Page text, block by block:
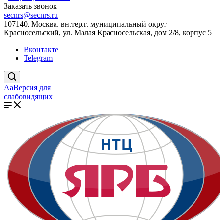
Заказать звонок
secnrs@secnrs.ru
107140, Москва, вн.тер.г. муниципальный округ
Красносельский, ул. Малая Красносельская, дом 2/8, корпус 5
Вконтакте
Telegram
AaВерсия для
слабовидящих